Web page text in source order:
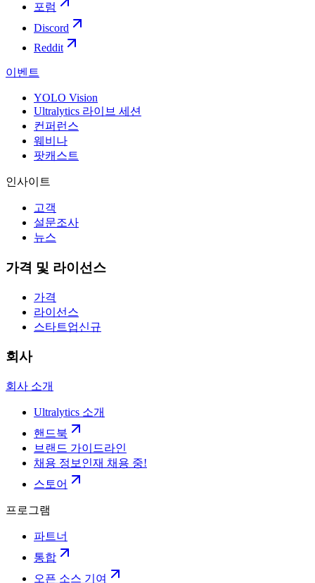
포럼
Discord
Reddit
이벤트
YOLO Vision
Ultralytics 라이브 세션
컨퍼런스
웨비나
팟캐스트
인사이트
고객
설문조사
뉴스
가격 및 라이선스
가격
라이선스
스타트업신규
회사
회사 소개
Ultralytics 소개
핸드북
브랜드 가이드라인
채용 정보 인재 채용 중!
스토어
프로그램
파트너
통합
오픈 소스 기여